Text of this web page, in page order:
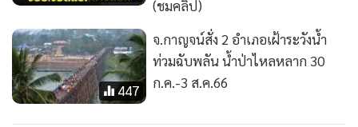
(ชมคลิป)
447
จ.กาญจน์สั่ง 2 อำเภอเฝ้าระวังน้ำ
ท่วมฉับพลัน น้ำป่าไหลหลาก 30
ก.ค.-3 ส.ค.66